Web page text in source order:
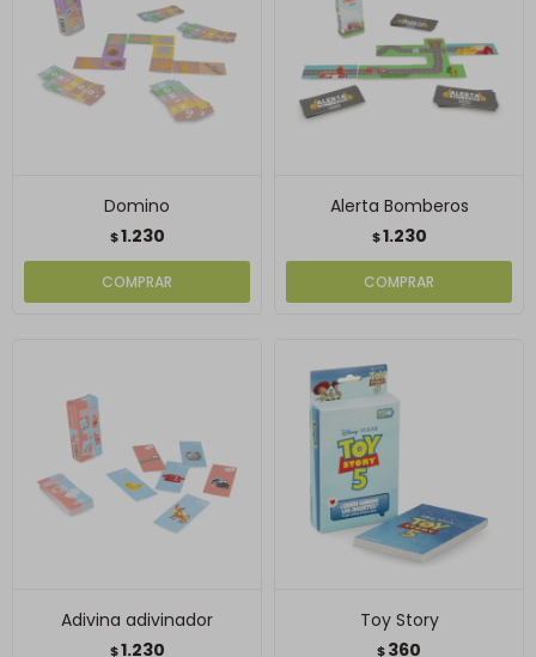
Domino
$1.230
Alerta Bomberos
$1.230
Adivina adivinador
$1.230
Toy Story
$360